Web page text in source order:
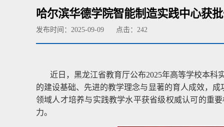
哈尔滨华德学院智能制造实践中心获
发布时间：2025-09-09 点击： 242
近日，黑龙江省教育厅公布2025年高等学校本
的建设基础、先进的教学理念与显著的育人成效，
领域人才培养与实践教学水平获省级权威认可的重
力。